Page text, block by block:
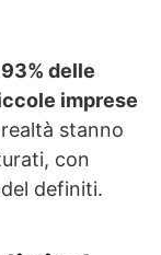
93% delle
imprese
stanno
con
definiti.